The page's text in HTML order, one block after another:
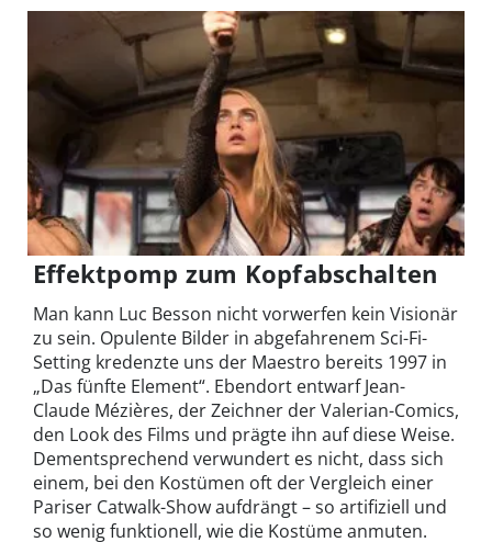
Effektpomp zum Kopfabschalten
Man kann Luc Besson nicht vorwerfen kein Visionär
zu sein. Opulente Bilder in abgefahrenem Sci-Fi-
Setting kredenzte uns der Maestro bereits 1997 in
„Das fünfte Element“. Ebendort entwarf Jean-
Claude Mézières, der Zeichner der Valerian-Comics,
den Look des Films und prägte ihn auf diese Weise.
Dementsprechend verwundert es nicht, dass sich
einem, bei den Kostümen oft der Vergleich einer
Pariser Catwalk-Show aufdrängt – so artifiziell und
so wenig funktionell, wie die Kostüme anmuten.